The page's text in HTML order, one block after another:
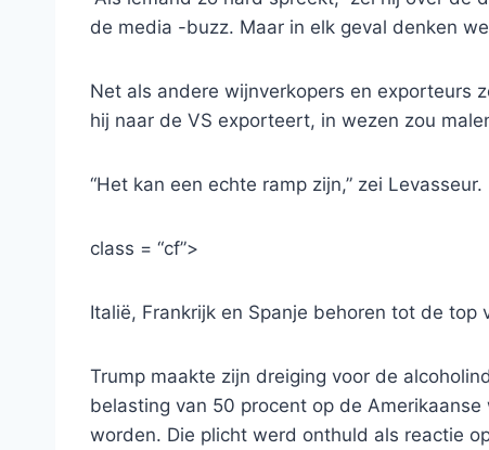
de media -buzz. Maar in elk geval denken
Net als andere wijnverkopers en exporteurs
hij naar de VS exporteert, in wezen zou
“Het kan een echte ramp zijn,” zei Levasseur.
class = “cf”>
Italië, Frankrijk en Spanje behoren tot de
Trump maakte zijn dreiging voor de
belasting van 50 procent op de
worden. Die plicht werd onthuld als reactie